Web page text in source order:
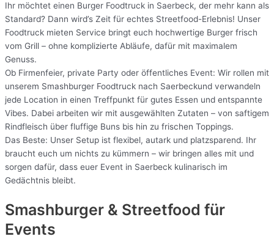
Ihr möchtet einen Burger Foodtruck in Saerbeck, der mehr kann als
Standard? Dann wird’s Zeit für echtes Streetfood-Erlebnis! Unser
Foodtruck mieten Service bringt euch hochwertige Burger frisch
vom Grill – ohne komplizierte Abläufe, dafür mit maximalem
Genuss.
Ob Firmenfeier, private Party oder öffentliches Event: Wir rollen mit
unserem Smashburger Foodtruck nach Saerbeckund verwandeln
jede Location in einen Treffpunkt für gutes Essen und entspannte
Vibes. Dabei arbeiten wir mit ausgewählten Zutaten – von saftigem
Rindfleisch über fluffige Buns bis hin zu frischen Toppings.
Das Beste: Unser Setup ist flexibel, autark und platzsparend. Ihr
braucht euch um nichts zu kümmern – wir bringen alles mit und
sorgen dafür, dass euer Event in Saerbeck kulinarisch im
Gedächtnis bleibt.
Smashburger & Streetfood für
Events